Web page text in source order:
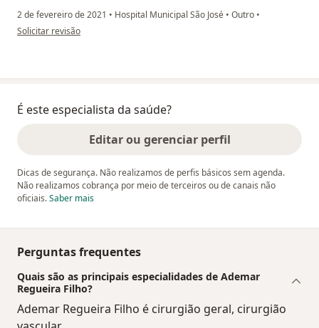
2 de fevereiro de 2021 • Hospital Municipal São José • Outro •
na opinião do utilizador Juliane Saquetti Mafezolli
Solicitar revisão
É este especialista da saúde?
Editar ou gerenciar perfil
Dicas de segurança. Não realizamos de perfis básicos sem agenda.
Não realizamos cobrança por meio de terceiros ou de canais não
oficiais.Saber mais
Perguntas frequentes
Quais são as principais especialidades de Ademar
Regueira Filho?
Ademar Regueira Filho é cirurgião geral, cirurgião